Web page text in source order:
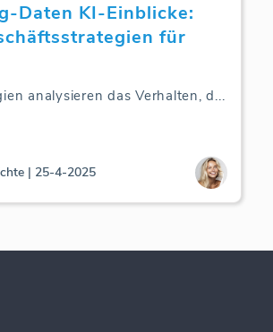
Daten KI-Einblicke:
für
analysieren das Verhalten, d...
| 25-4-2025